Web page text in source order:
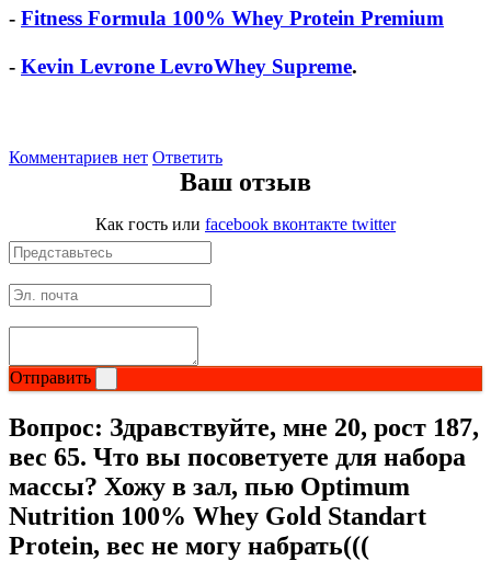
- Fitness Formula 100% Whey Protein Premium
- Kevin Levrone LevroWhey Supreme.
Комментариев нет Ответить
Ваш отзыв
Как гость или facebook вконтакте twitter
Отправить
Вопрос: Здравствуйте, мне 20, рост 187,
вес 65. Что вы посоветуете для набора
массы? Хожу в зал, пью Optimum
Nutrition 100% Whey Gold Standart
Protein, вес не могу набрать(((